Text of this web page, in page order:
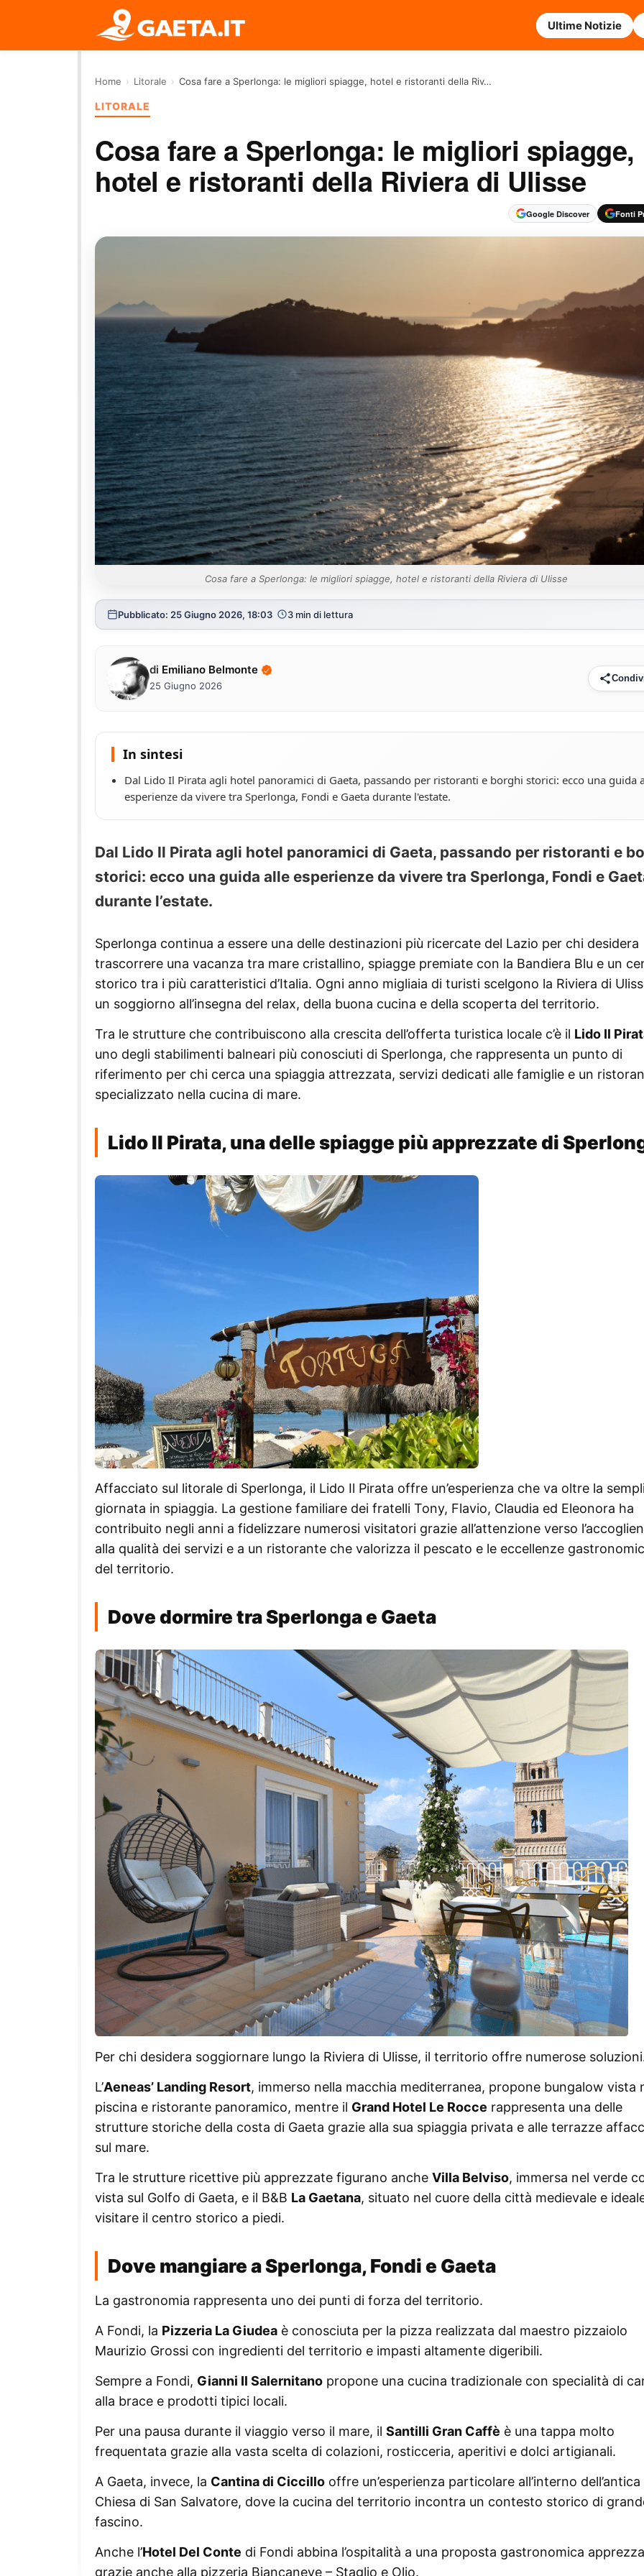
Ultime Notizie
Home › Litorale › Cosa fare a Sperlonga: le migliori spiagge, hotel e ristoranti della Riv…
LITORALE
Cosa fare a Sperlonga: le migliori spiagge,
hotel e ristoranti della Riviera di Ulisse
Google Discover Fonti
Cosa fare a Sperlonga: le migliori spiagge, hotel e ristoranti della Riviera di Ulisse
Pubblicato: 25 Giugno 2026, 18:03 3 min di lettura
di Emiliano Belmonte
25 Giugno 2026
In sintesi
Dal Lido Il Pirata agli hotel panoramici di Gaeta, passando per ristoranti e borghi storici: ecco una guida
esperienze da vivere tra Sperlonga, Fondi e Gaeta durante l'estate.
Dal Lido Il Pirata agli hotel panoramici di Gaeta, passando per ristoranti e
storici: ecco una guida alle esperienze da vivere tra Sperlonga, Fondi e
durante l’estate.
Sperlonga continua a essere una delle destinazioni più ricercate del Lazio per chi desidera
trascorrere una vacanza tra mare cristallino, spiagge premiate con la Bandiera Blu e un
storico tra i più caratteristici d’Italia. Ogni anno migliaia di turisti scelgono la Riviera di
un soggiorno all’insegna del relax, della buona cucina e della scoperta del territorio.
Tra le strutture che contribuiscono alla crescita dell’offerta turistica locale c’è il Lido Il
uno degli stabilimenti balneari più conosciuti di Sperlonga, che rappresenta un punto di
riferimento per chi cerca una spiaggia attrezzata, servizi dedicati alle famiglie e un
specializzato nella cucina di mare.
Lido Il Pirata, una delle spiagge più apprezzate di
Affacciato sul litorale di Sperlonga, il Lido Il Pirata offre un’esperienza che va oltre la
giornata in spiaggia. La gestione familiare dei fratelli Tony, Flavio, Claudia ed Eleonora ha
contribuito negli anni a fidelizzare numerosi visitatori grazie all’attenzione verso
alla qualità dei servizi e a un ristorante che valorizza il pescato e le eccellenze
del territorio.
Dove dormire tra Sperlonga e Gaeta
Per chi desidera soggiornare lungo la Riviera di Ulisse, il territorio offre numerose
L’Aeneas’ Landing Resort, immerso nella macchia mediterranea, propone bungalow vista
piscina e ristorante panoramico, mentre il Grand Hotel Le Rocce rappresenta una delle
strutture storiche della costa di Gaeta grazie alla sua spiaggia privata e alle terrazze
sul mare.
Tra le strutture ricettive più apprezzate figurano anche Villa Belviso, immersa nel verde
vista sul Golfo di Gaeta, e il B&B La Gaetana, situato nel cuore della città medievale e
visitare il centro storico a piedi.
Dove mangiare a Sperlonga, Fondi e Gaeta
La gastronomia rappresenta uno dei punti di forza del territorio.
A Fondi, la Pizzeria La Giudea è conosciuta per la pizza realizzata dal maestro pizzaiolo
Maurizio Grossi con ingredienti del territorio e impasti altamente digeribili.
Sempre a Fondi, Gianni Il Salernitano propone una cucina tradizionale con specialità di
alla brace e prodotti tipici locali.
Per una pausa durante il viaggio verso il mare, il Santilli Gran Caffè è una tappa molto
frequentata grazie alla vasta scelta di colazioni, rosticceria, aperitivi e dolci artigianali.
A Gaeta, invece, la Cantina di Ciccillo offre un’esperienza particolare all’interno dell’antica
Chiesa di San Salvatore, dove la cucina del territorio incontra un contesto storico di
fascino.
Anche l’Hotel Del Conte di Fondi abbina l’ospitalità a una proposta gastronomica
grazie anche alla pizzeria Biancaneve – Staglio e Olio.